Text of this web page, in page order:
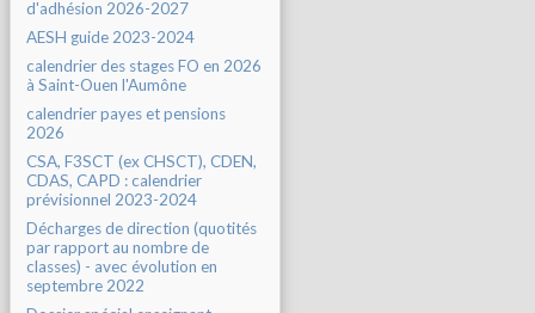
d'adhésion 2026-2027
AESH guide 2023-2024
calendrier des stages FO en 2026
à Saint-Ouen l'Aumône
calendrier payes et pensions
2026
CSA, F3SCT (ex CHSCT), CDEN,
CDAS, CAPD : calendrier
prévisionnel 2023-2024
Décharges de direction (quotités
par rapport au nombre de
classes) - avec évolution en
septembre 2022